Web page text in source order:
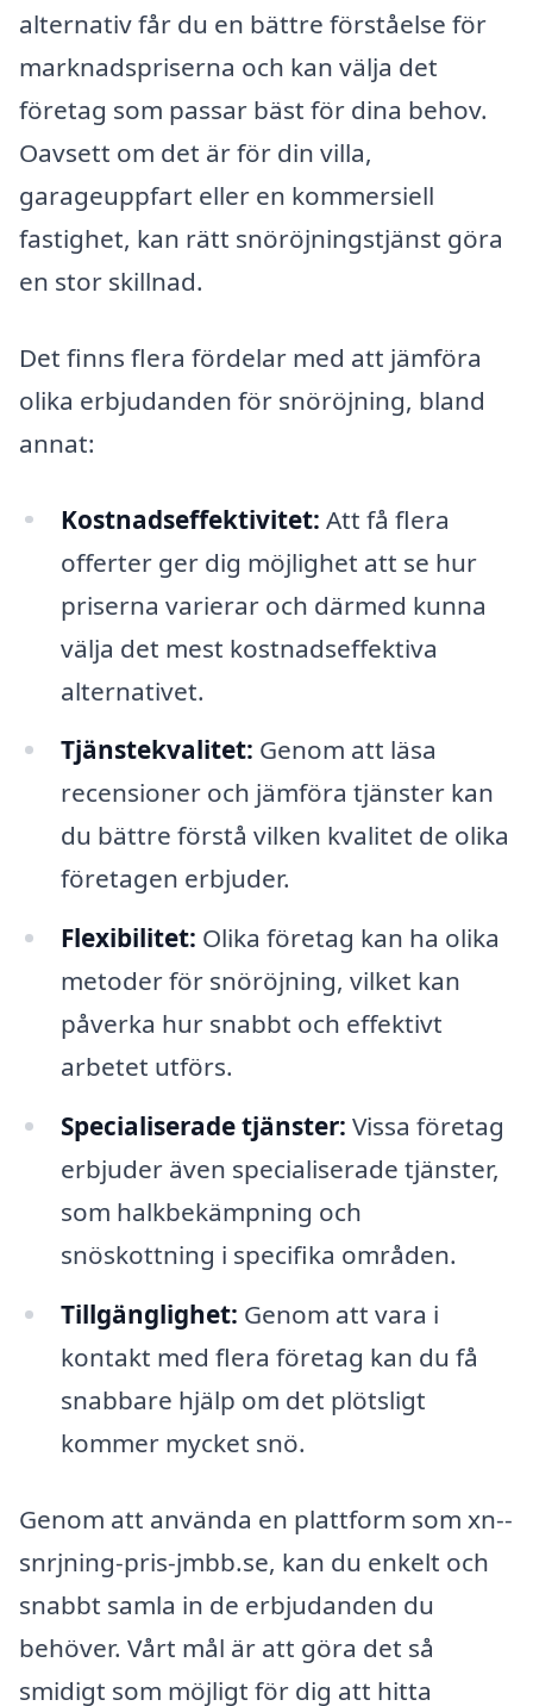
alternativ får du en bättre förståelse för
marknadspriserna och kan välja det
företag som passar bäst för dina behov.
Oavsett om det är för din villa,
garageuppfart eller en kommersiell
fastighet, kan rätt snöröjningstjänst göra
en stor skillnad.
Det finns flera fördelar med att jämföra
olika erbjudanden för snöröjning, bland
annat:
Kostnadseffektivitet: Att få flera
offerter ger dig möjlighet att se hur
priserna varierar och därmed kunna
välja det mest kostnadseffektiva
alternativet.
Tjänstekvalitet: Genom att läsa
recensioner och jämföra tjänster kan
du bättre förstå vilken kvalitet de olika
företagen erbjuder.
Flexibilitet: Olika företag kan ha olika
metoder för snöröjning, vilket kan
påverka hur snabbt och effektivt
arbetet utförs.
Specialiserade tjänster: Vissa företag
erbjuder även specialiserade tjänster,
som halkbekämpning och
snöskottning i specifika områden.
Tillgänglighet: Genom att vara i
kontakt med flera företag kan du få
snabbare hjälp om det plötsligt
kommer mycket snö.
Genom att använda en plattform som xn--
snrjning-pris-jmbb.se, kan du enkelt och
snabbt samla in de erbjudanden du
behöver. Vårt mål är att göra det så
smidigt som möjligt för dig att hitta